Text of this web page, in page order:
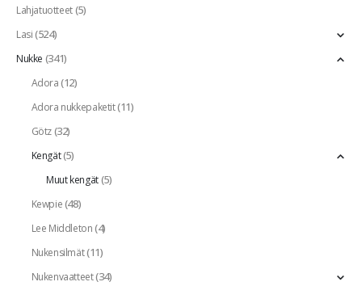
Lahjatuotteet(5)
Lasi(524)
Nukke (341)
Adora(12)
Adora nukkepaketit(11)
Götz(32)
Kengät(5)
Muut kengät(5)
Kewpie(48)
Lee Middleton(4)
Nukensilmät(11)
Nukenvaatteet(34)